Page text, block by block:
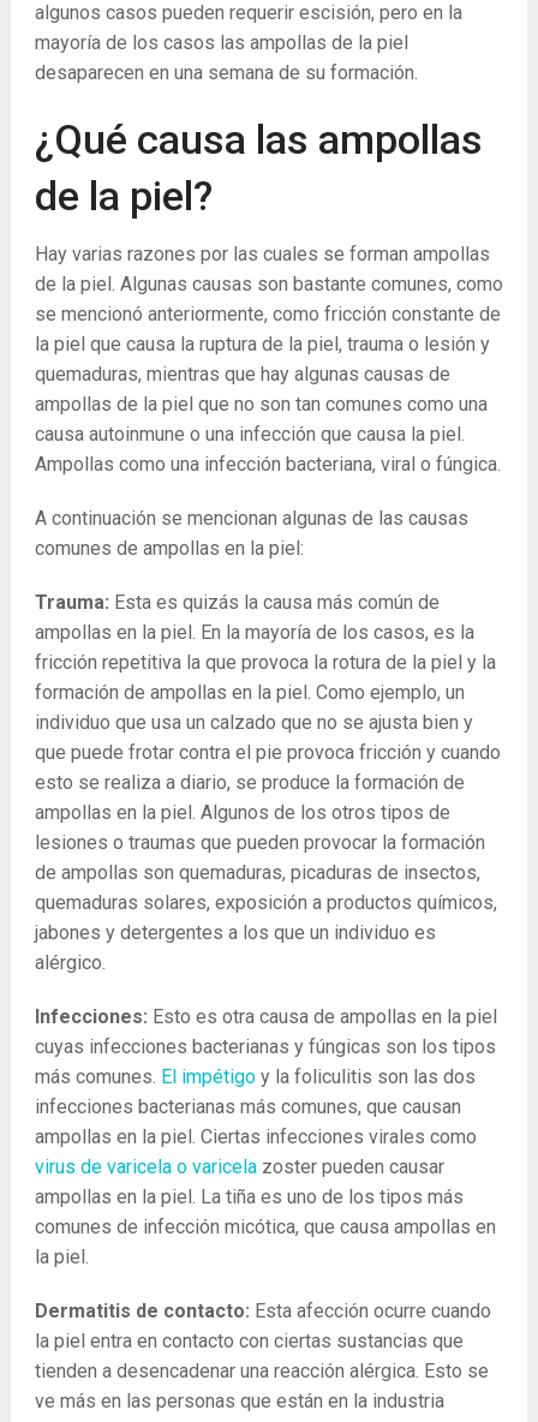
algunos casos pueden requerir escisión, pero en la
mayoría de los casos las ampollas de la piel
desaparecen en una semana de su formación.
¿Qué causa las ampollas
de la piel?
Hay varias razones por las cuales se forman ampollas
de la piel. Algunas causas son bastante comunes, como
se mencionó anteriormente, como fricción constante de
la piel que causa la ruptura de la piel, trauma o lesión y
quemaduras, mientras que hay algunas causas de
ampollas de la piel que no son tan comunes como una
causa autoinmune o una infección que causa la piel.
Ampollas como una infección bacteriana, viral o fúngica.
A continuación se mencionan algunas de las causas
comunes de ampollas en la piel:
Trauma: Esta es quizás la causa más común de
ampollas en la piel. En la mayoría de los casos, es la
fricción repetitiva la que provoca la rotura de la piel y la
formación de ampollas en la piel. Como ejemplo, un
individuo que usa un calzado que no se ajusta bien y
que puede frotar contra el pie provoca fricción y cuando
esto se realiza a diario, se produce la formación de
ampollas en la piel. Algunos de los otros tipos de
lesiones o traumas que pueden provocar la formación
de ampollas son quemaduras, picaduras de insectos,
quemaduras solares, exposición a productos químicos,
jabones y detergentes a los que un individuo es
alérgico.
Infecciones: Esto es otra causa de ampollas en la piel
cuyas infecciones bacterianas y fúngicas son los tipos
más comunes. El impétigo y la foliculitis son las dos
infecciones bacterianas más comunes, que causan
ampollas en la piel. Ciertas infecciones virales como
virus de varicela o varicela zoster pueden causar
ampollas en la piel. La tiña es uno de los tipos más
comunes de infección micótica, que causa ampollas en
la piel.
Dermatitis de contacto: Esta afección ocurre cuando
la piel entra en contacto con ciertas sustancias que
tienden a desencadenar una reacción alérgica. Esto se
ve más en las personas que están en la industria